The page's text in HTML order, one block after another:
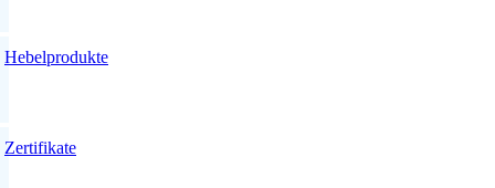
Hebelprodukte
Zertifikate